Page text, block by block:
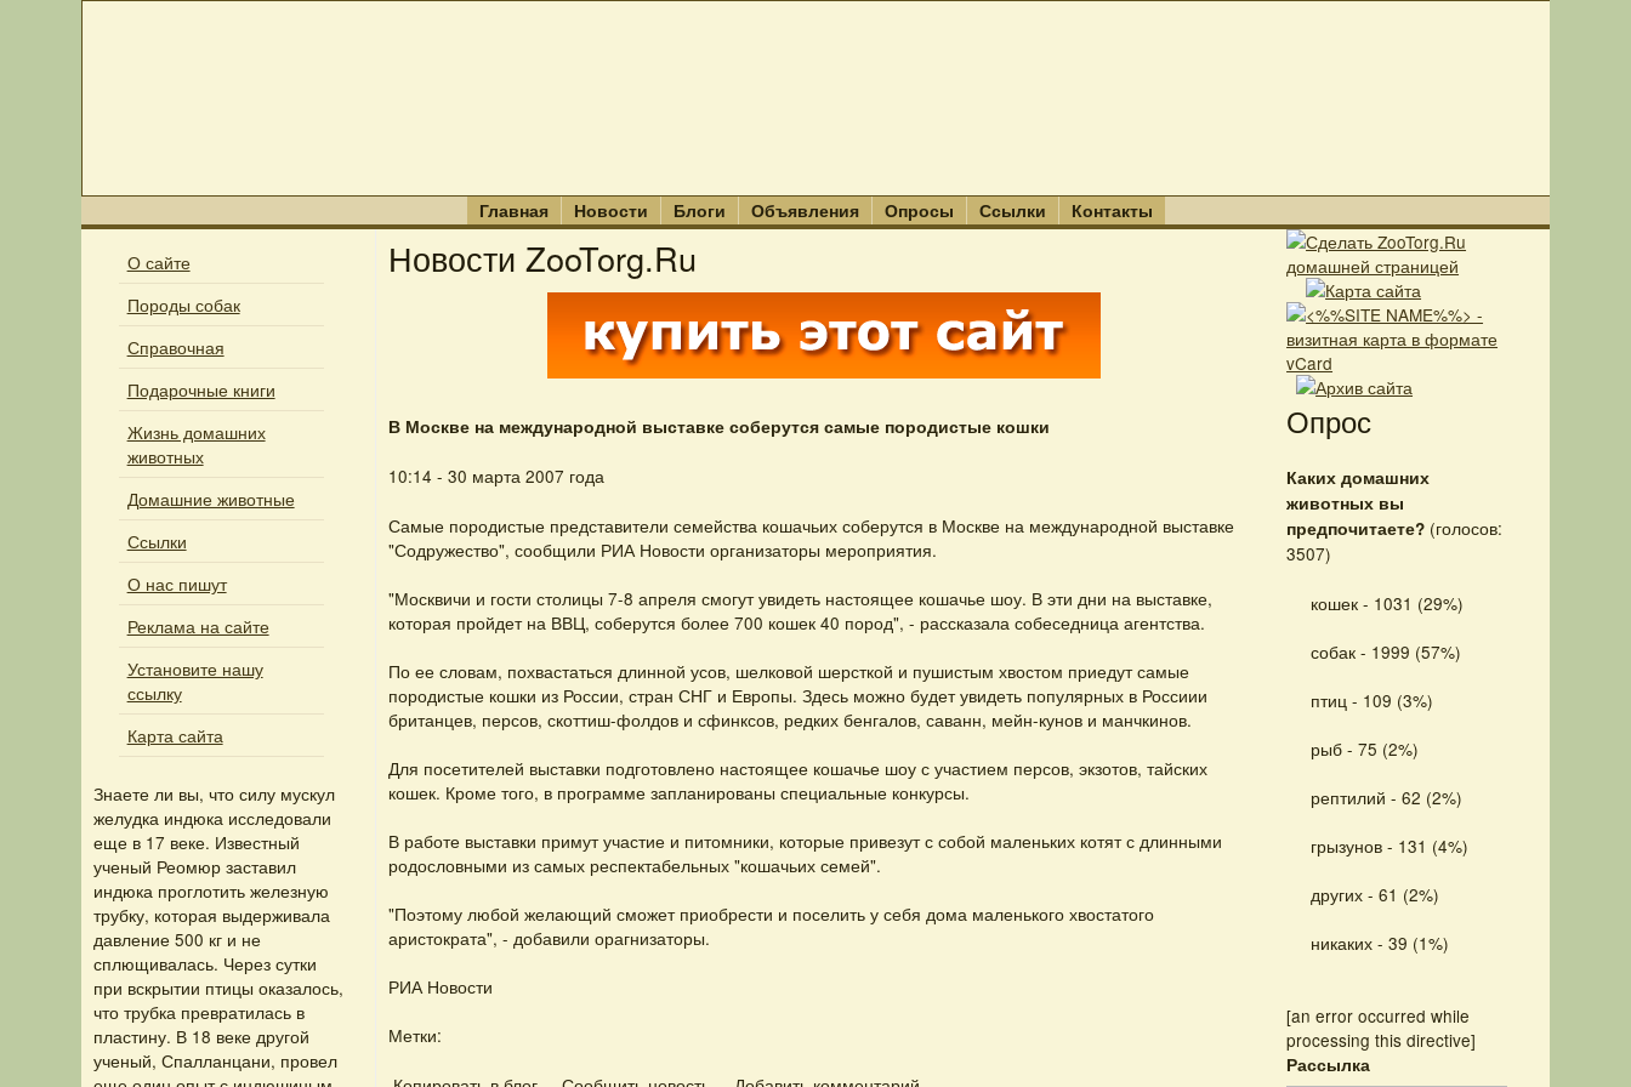
Главная Новости Блоги Объявления Опросы Ссылки Контакты
О сайте
Породы собак
Справочная
Подарочные книги
Жизнь домашних
животных
Домашние животные
Ссылки
О нас пишут
Реклама на сайте
Установите нашу
ссылку
Карта сайта
Знаете ли вы, что силу мускул
желудка индюка исследовали
еще в 17 веке. Известный
ученый Реомюр заставил
индюка проглотить железную
трубку, которая выдерживала
давление 500 кг и не
сплющивалась. Через сутки
при вскрытии птицы оказалось,
что трубка превратилась в
пластину. В 18 веке другой
ученый, Спалланцани, провел
Новости ZooTorg.Ru
В Москве на международной выставке соберутся самые породистые кошки
10:14 - 30 марта 2007 года
Самые породистые представители семейства кошачьих соберутся в Москве на международной выставке
"Содружество", сообщили РИА Новости организаторы мероприятия.
"Москвичи и гости столицы 7-8 апреля смогут увидеть настоящее кошачье шоу. В эти дни на выставке,
которая пройдет на ВВЦ, соберутся более 700 кошек 40 пород", - рассказала собеседница агентства.
По ее словам, похвастаться длинной усов, шелковой шерсткой и пушистым хвостом приедут самые
породистые кошки из России, стран СНГ и Европы. Здесь можно будет увидеть популярных в Россиии
британцев, персов, скоттиш-фолдов и сфинксов, редких бенгалов, саванн, мейн-кунов и манчкинов.
Для посетителей выставки подготовлено настоящее кошачье шоу с участием персов, экзотов, тайских
кошек. Кроме того, в программе запланированы специальные конкурсы.
В работе выставки примут участие и питомники, которые привезут с собой маленьких котят с длинными
родословными из самых респектабельных "кошачьих семей".
"Поэтому любой желающий сможет приобрести и поселить у себя дома маленького хвостатого
аристократа", - добавили орагнизаторы.
РИА Новости
Метки:
Опрос
Каких домашних
животных вы
предпочитаете? (голосов:
3507)
кошек - 1031 (29%)
собак - 1999 (57%)
птиц - 109 (3%)
рыб - 75 (2%)
рептилий - 62 (2%)
грызунов - 131 (4%)
других - 61 (2%)
никаких - 39 (1%)
[an error occurred while
processing this directive]
Рассылка